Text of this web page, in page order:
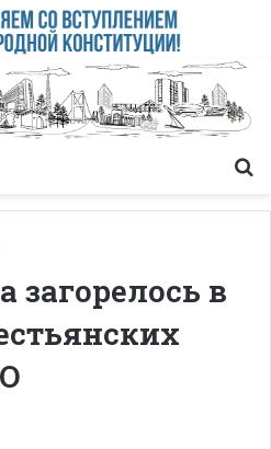
загорелось в